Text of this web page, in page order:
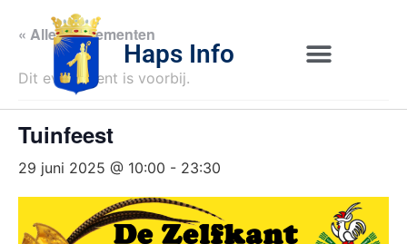
Haps Info
« Alle Evenementen
Dit evenement is voorbij.
Tuinfeest
29 juni 2025 @ 10:00 - 23:30